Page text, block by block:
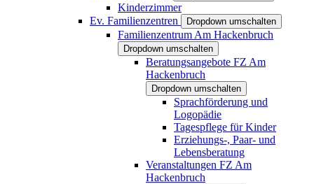
Kinderzimmer
Ev. Familienzentren
Dropdown umschalten
Familienzentrum Am Hackenbruch
Dropdown umschalten
Beratungsangebote FZ Am
Hackenbruch
Dropdown umschalten
Sprachförderung und
Logopädie
Tagespflege für Kinder
Erziehungs-, Paar- und
Lebensberatung
Veranstaltungen FZ Am
Hackenbruch